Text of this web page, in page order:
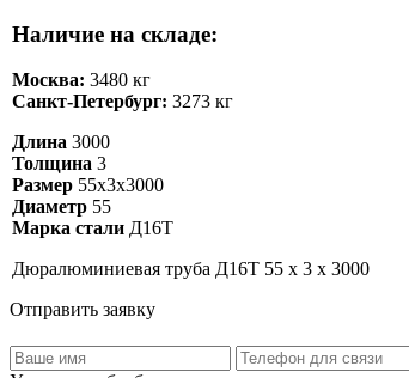
Наличие на складе:
Москва: 3480 кг
Санкт-Петербург: 3273 кг
Длина 3000
Толщина 3
Размер 55х3х3000
Диаметр 55
Марка стали Д16Т
Дюралюминиевая труба Д16Т 55 х 3 х 3000
Отправить заявку